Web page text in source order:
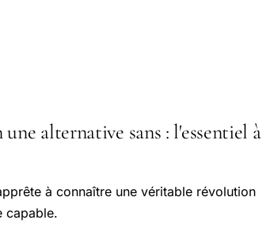
alternative sans : l'essentiel à
à connaître une véritable révolution
capable.